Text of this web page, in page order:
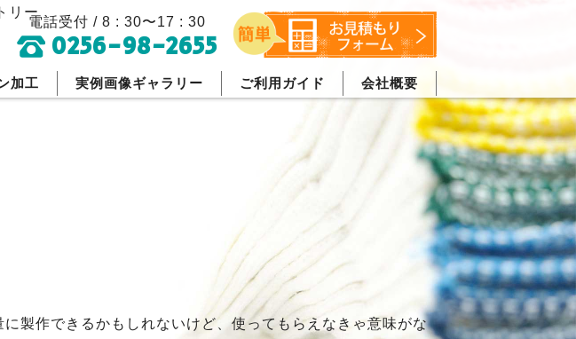
リー
加工 実例画像ギャラリー ご利用ガイド 会社概要
電話受付 / 8 : 30〜17 : 30
0256-98-2655
製作できるかもしれないけど、使ってもらえなきゃ意味がな